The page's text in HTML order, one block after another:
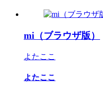
mi（ブラウザ版）
よたここ
よたここ